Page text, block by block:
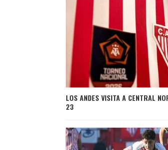
LOS ANDES VISITA A CENTRAL
23